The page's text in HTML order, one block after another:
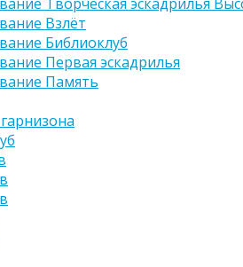
Взлёт
Библиоклуб
Первая эскадрилья
Память